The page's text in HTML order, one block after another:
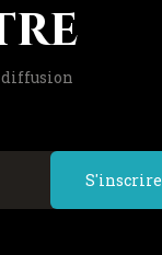
diffusion
S'inscrire